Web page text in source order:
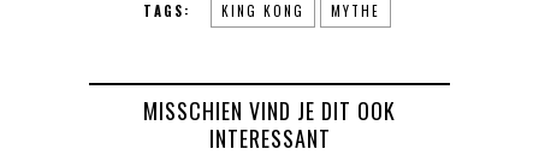
TAGS: KING KONG MYTHE
MISSCHIEN VIND JE DIT OOK
INTERESSANT